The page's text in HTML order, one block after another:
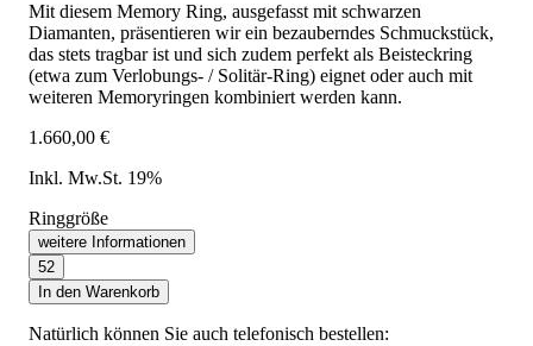
Mit diesem Memory Ring, ausgefasst mit schwarzen
Diamanten, präsentieren wir ein bezauberndes Schmuckstück,
das stets tragbar ist und sich zudem perfekt als Beisteckring
(etwa zum Verlobungs- / Solitär-Ring) eignet oder auch mit
weiteren Memoryringen kombiniert werden kann.
1.660,00 €
Inkl. Mw.St. 19%
Ringgröße
weitere Informationen
52
In den Warenkorb
Natürlich können Sie auch telefonisch bestellen: